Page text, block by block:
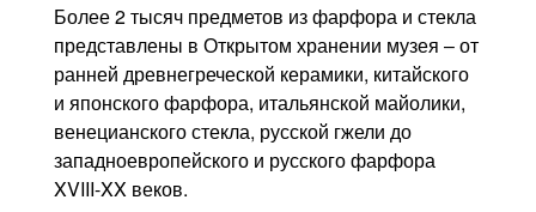
Более 2 тысяч предметов из фарфора и стекла
представлены в Открытом хранении музея – от
ранней древнегреческой керамики, китайского
и японского фарфора, итальянской майолики,
венецианского стекла, русской гжели до
западноевропейского и русского фарфора
XVIII-XX веков.